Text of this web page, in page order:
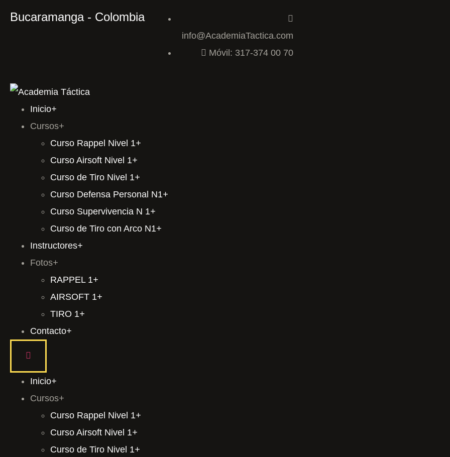
Bucaramanga - Colombia
info@AcademiaTactica.com
Móvil: 317-374 00 70
Inicio+
Cursos+
Curso Rappel Nivel 1+
Curso Airsoft Nivel 1+
Curso de Tiro Nivel 1+
Curso Defensa Personal N1+
Curso Supervivencia N 1+
Curso de Tiro con Arco N1+
Instructores+
Fotos+
RAPPEL 1+
AIRSOFT 1+
TIRO 1+
Contacto+
Inicio+
Cursos+
Curso Rappel Nivel 1+
Curso Airsoft Nivel 1+
Curso de Tiro Nivel 1+